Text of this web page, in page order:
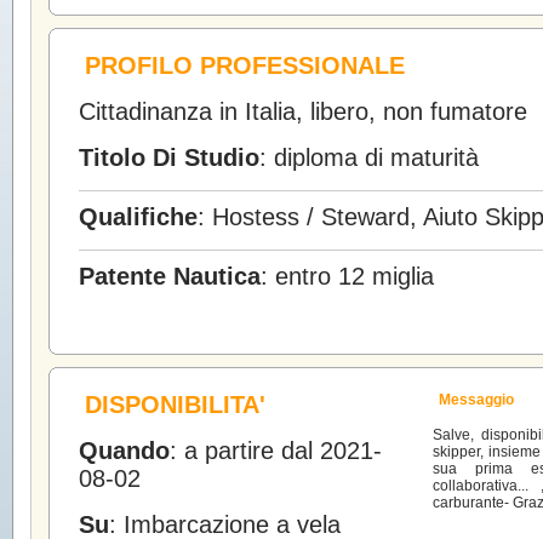
PROFILO PROFESSIONALE
Cittadinanza in Italia, libero, non fumatore
Titolo Di Studio: diploma di maturità
Qualifiche: Hostess / Steward, Aiuto
Patente Nautica: entro 12 miglia
Messaggio
Salve,
skipper,
sua prima
carburante-
DISPONIBILITA'
Quando: a partire dal 2021-
08-02
Su: Imbarcazione a vela